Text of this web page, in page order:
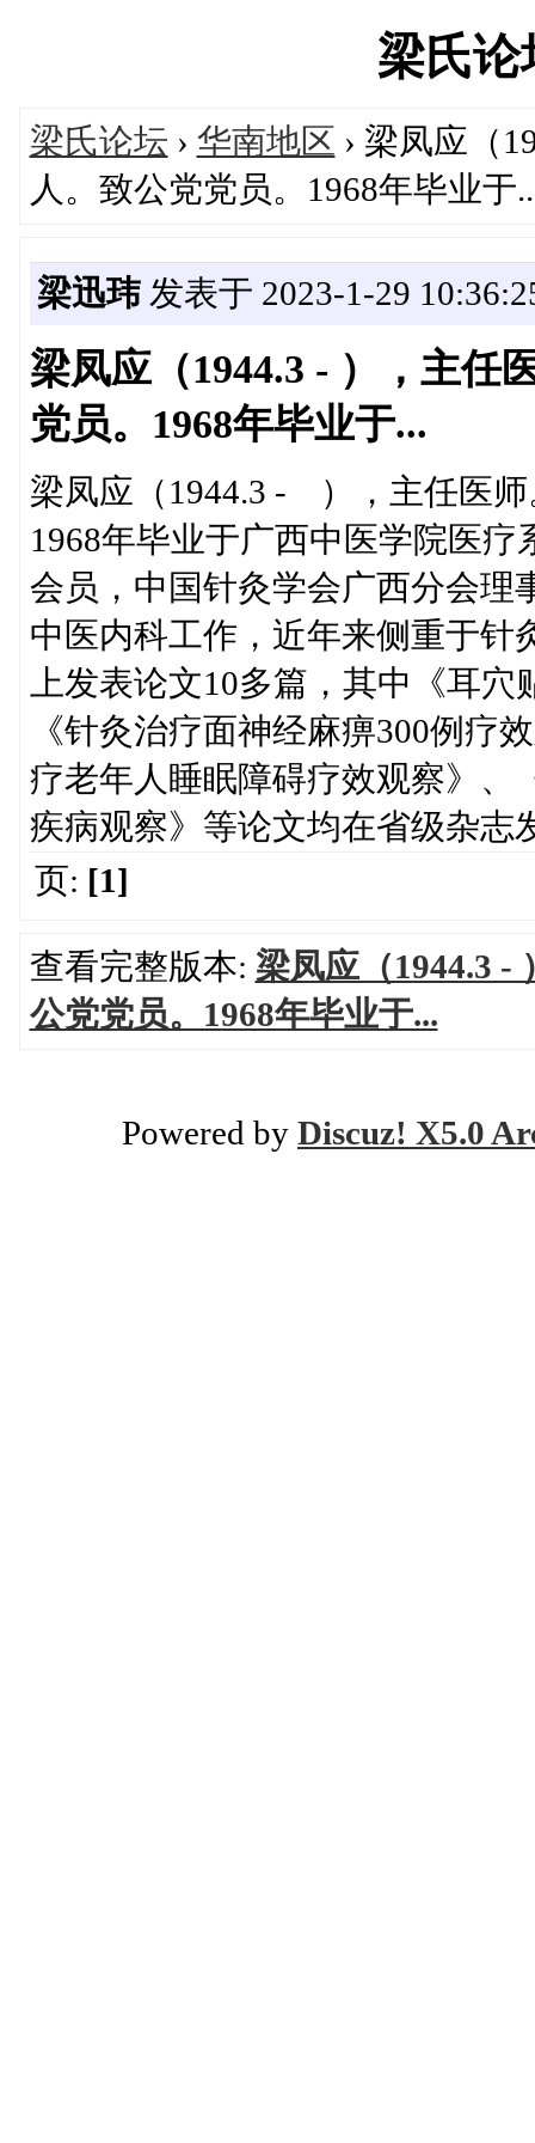
梁氏
梁氏论坛 › 华南地区 › 梁凤应（
人。致公党党员。1968年毕业于
梁迅玮发表于 2023-1-29
梁凤应（1944.3 - ），主任
党员。1968年毕业于...
梁凤应（1944.3 - ），主任医
1968年毕业于广西中医学院医
会员，中国针灸学会广西分会理
中医内科工作，近年来侧重于针
上发表论文10多篇，其中《耳
《针灸治疗面神经麻痹300例疗
疗老年人睡眠障碍疗效观察》、
疾病观察》等论文均在省级杂志
页: [1]
查看完整版本: 梁凤应（1944.3 -
公党党员。1968年毕业于...
Powered by Discuz! X5.0